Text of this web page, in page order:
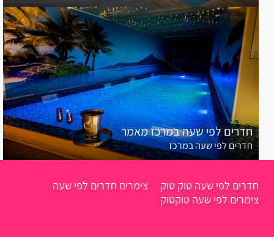
חדרים לפי שעה במרכז מאמר
חדרים לפי שעה במרכז
חדרים לפי שעה טוק טוק
צימרים חדרים לפי שעה
צימרים לפי שעה טוקטוק